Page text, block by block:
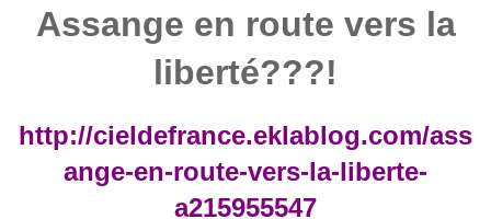
Assange en route vers la
liberté???!
http://cieldefrance.eklablog.com/ass
ange-en-route-vers-la-liberte-
a215955547